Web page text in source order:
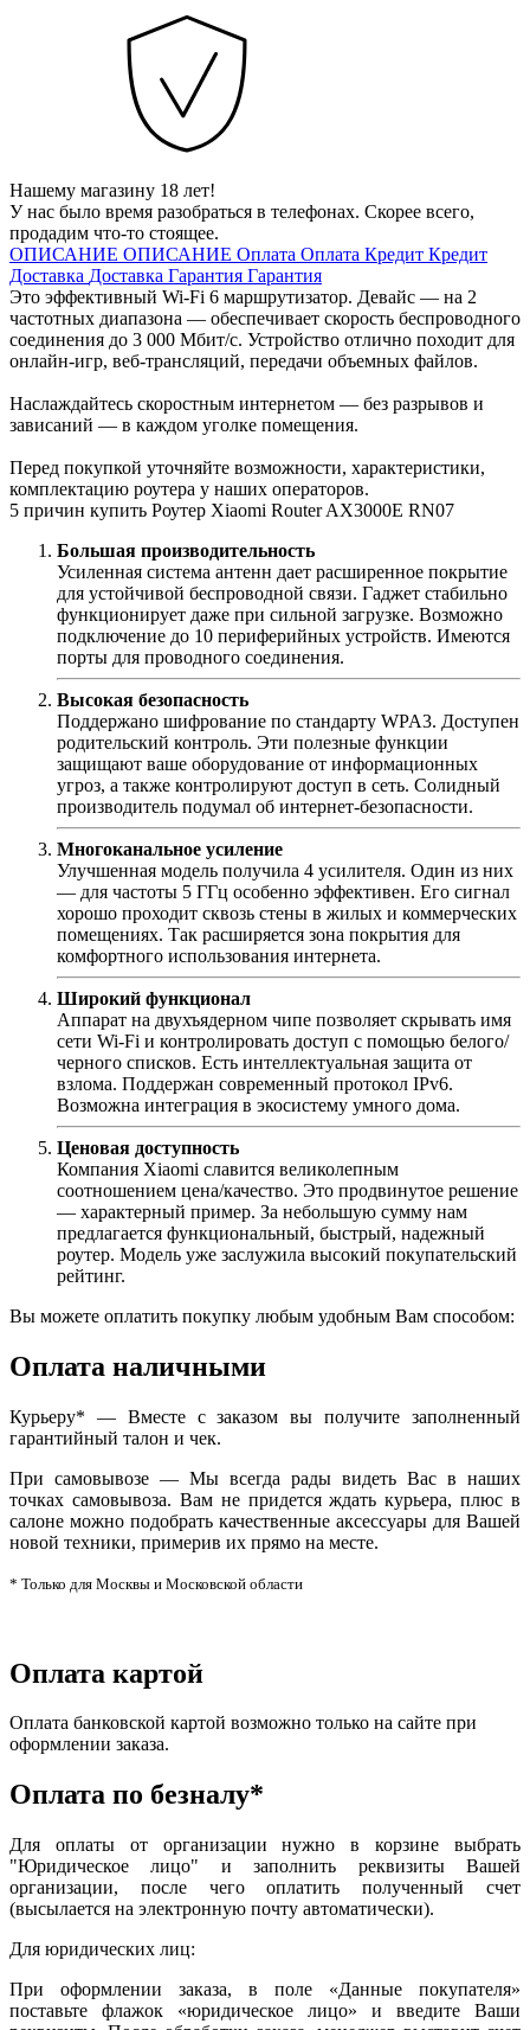
Нашему магазину 18 лет!
У нас было время разобраться в телефонах. Скорее всего,
продадим что-то стоящее.
ОПИСАНИЕ ОПИСАНИЕ Оплата Оплата Кредит Кредит
Доставка Доставка Гарантия Гарантия
Это эффективный Wi-Fi 6 маршрутизатор. Девайс — на 2
частотных диапазона — обеспечивает скорость беспроводного
соединения до 3 000 Мбит/с. Устройство отлично походит для
онлайн-игр, веб-трансляций, передачи объемных файлов.
Наслаждайтесь скоростным интернетом — без разрывов и
зависаний — в каждом уголке помещения.
Перед покупкой уточняйте возможности, характеристики,
комплектацию роутера у наших операторов.
5 причин купить Роутер Xiaomi Router AX3000E RN07
Большая производительность
Усиленная система антенн дает расширенное покрытие
для устойчивой беспроводной связи. Гаджет стабильно
функционирует даже при сильной загрузке. Возможно
подключение до 10 периферийных устройств. Имеются
порты для проводного соединения.
Высокая безопасность
Поддержано шифрование по стандарту WPA3. Доступен
родительский контроль. Эти полезные функции
защищают ваше оборудование от информационных
угроз, а также контролируют доступ в сеть. Солидный
производитель подумал об интернет-безопасности.
Многоканальное усиление
Улучшенная модель получила 4 усилителя. Один из них
— для частоты 5 ГГц особенно эффективен. Его сигнал
хорошо проходит сквозь стены в жилых и коммерческих
помещениях. Так расширяется зона покрытия для
комфортного использования интернета.
Широкий функционал
Аппарат на двухъядерном чипе позволяет скрывать имя
сети Wi-Fi и контролировать доступ с помощью белого/
черного списков. Есть интеллектуальная защита от
взлома. Поддержан современный протокол IPv6.
Возможна интеграция в экосистему умного дома.
Ценовая доступность
Компания Xiaomi славится великолепным
соотношением цена/качество. Это продвинутое решение
— характерный пример. За небольшую сумму нам
предлагается функциональный, быстрый, надежный
роутер. Модель уже заслужила высокий покупательский
рейтинг.
Вы можете оплатить покупку любым удобным Вам способом:
Оплата наличными
Курьеру* — Вместе с заказом вы получите заполненный
гарантийный талон и чек.
При самовывозе — Мы всегда рады видеть Вас в наших
точках самовывоза. Вам не придется ждать курьера, плюс в
салоне можно подобрать качественные аксессуары для Вашей
новой техники, примерив их прямо на месте.
* Только для Москвы и Московской области
Оплата картой
Оплата банковской картой возможно только на сайте при
оформлении заказа.
Оплата по безналу*
Для оплаты от организации нужно в корзине выбрать
"Юридическое лицо" и заполнить реквизиты Вашей
организации, после чего оплатить полученный счет
(высылается на электронную почту автоматически).
Для юридических лиц:
При оформлении заказа, в поле «Данные покупателя»
поставьте флажок «юридическое лицо» и введите Ваши